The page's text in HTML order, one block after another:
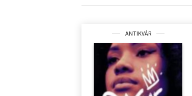
ANTIKVÁR